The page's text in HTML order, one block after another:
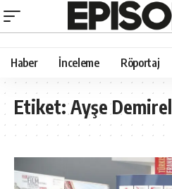
Haber İnceleme Röportaj
Etiket:Ayşe Demirel